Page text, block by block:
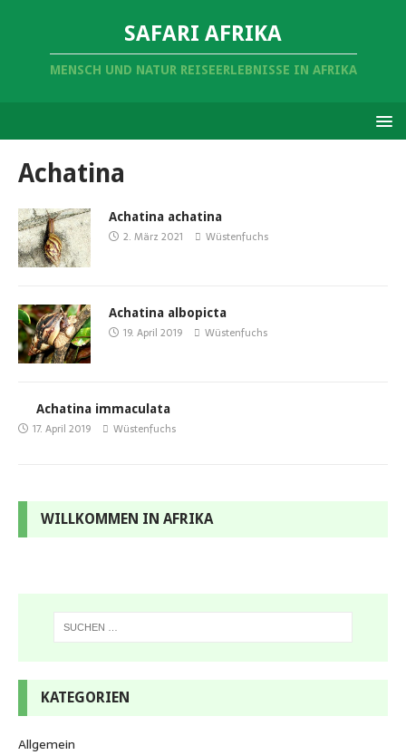
SAFARI AFRIKA
MENSCH UND NATUR REISEERLEBNISSE IN AFRIKA
Achatina
Achatina achatina
2. März 2021 Wüstenfuchs
Achatina albopicta
19. April 2019 Wüstenfuchs
Achatina immaculata
17. April 2019 Wüstenfuchs
WILLKOMMEN IN AFRIKA
KATEGORIEN
Allgemein